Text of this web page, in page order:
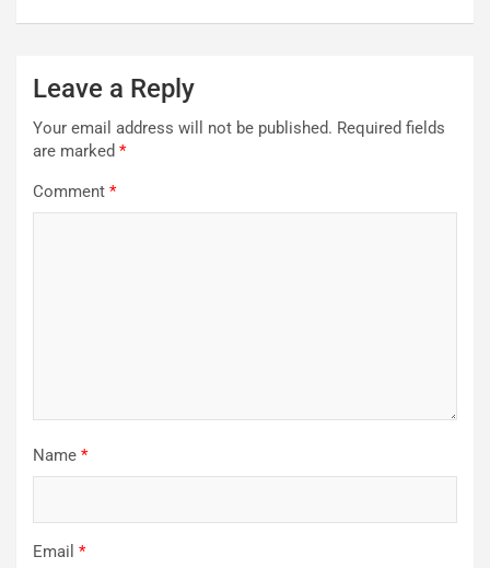
Leave a Reply
Your email address will not be published. Required fields
are marked *
Comment *
Name *
Email *